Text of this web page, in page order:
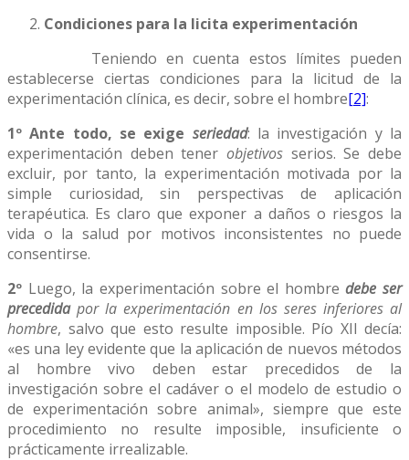
Condiciones para la licita experimentación
Teniendo en cuenta estos límites pueden
establecerse ciertas condiciones para la licitud de la
experimentación clínica, es decir, sobre el hombre[2]:
1º Ante todo, se exige seriedad: la investigación y la
experimentación deben tener objetivos serios. Se debe
excluir, por tanto, la experimentación motivada por la
simple curiosidad, sin perspectivas de aplicación
terapéutica. Es claro que exponer a daños o riesgos la
vida o la salud por motivos inconsistentes no puede
consentirse.
2º Luego, la experimentación sobre el hombredebe ser
precedidapor la experimentación en los seres inferiores al
hombre, salvo que esto resulte imposible. Pío XII decía:
«es una ley evidente que la aplicación de nuevos métodos
al hombre vivo deben estar precedidos de la
investigación sobre el cadáver o el modelo de estudio o
de experimentación sobre animal», siempre que este
procedimiento no resulte imposible, insuficiente o
prácticamente irrealizable.